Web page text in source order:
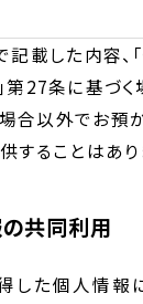
記載した内容
27条に基づく
合以外でお預
することはあり
の共同利用
した個人情報